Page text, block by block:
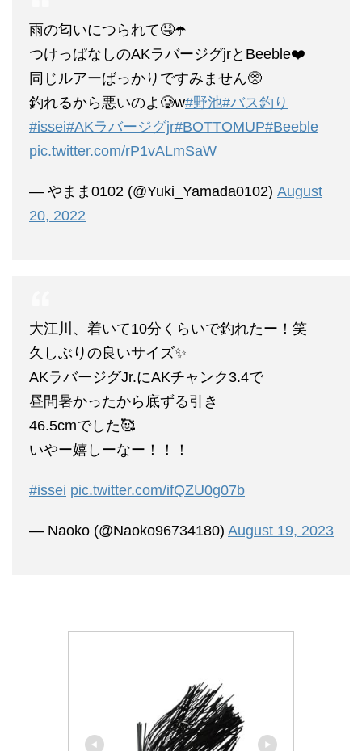
雨の匂いにつられて🤤☂️
つけっぱなしのAKラバージグjrとBeeble❤️
同じルアーばっかりですみません🥺
釣れるから悪いのよ🥲w#野池#バス釣り
#issei#AKラバージグjr#BOTTOMUP#Beeble
pic.twitter.com/rP1vALmSaW
— やまま0102 (@Yuki_Yamada0102) August
20, 2022
大江川、着いて10分くらいで釣れたー！笑
久しぶりの良いサイズ✨️
AKラバージグJr.にAKチャンク3.4で
昼間暑かったから底ずる引き
46.5cmでした🥰
いやー嬉しーなー！！！
#issei pic.twitter.com/ifQZU0g07b
— Naoko (@Naoko96734180) August 19, 2023